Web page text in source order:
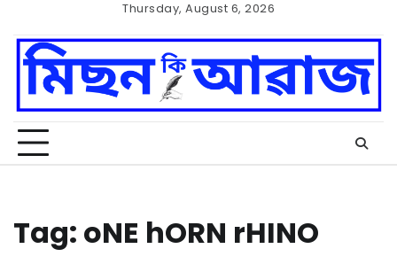
content
Thursday, August 6, 2026
Home
Cookie
Policy
Tag: oNE hORN rHINO